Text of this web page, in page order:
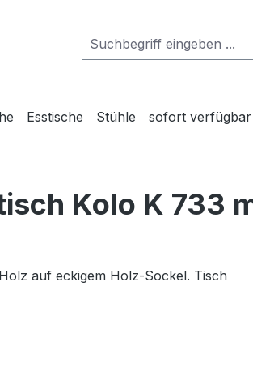
Esstische Stühle sofort verfügbar
Kolo K 733